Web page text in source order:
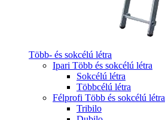
Több- és sokcélú létra
Ipari Több és sokcélú létra
Sokcélú létra
Többcélú létra
Félprofi Több és sokcélú létra
Tribilo